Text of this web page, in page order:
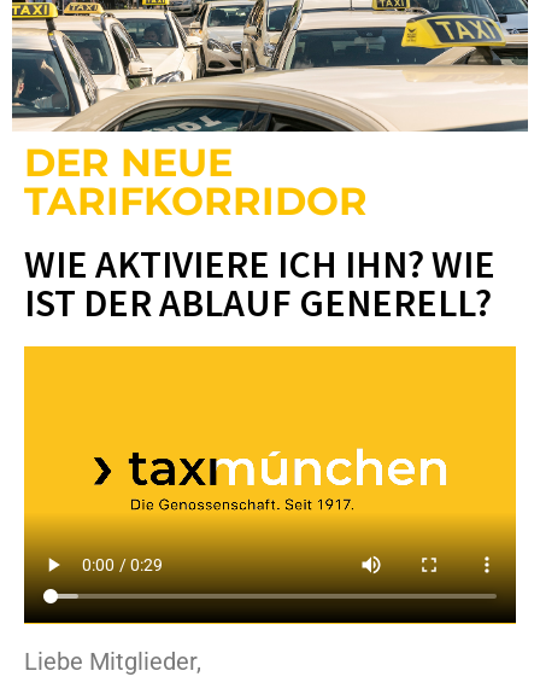
DER NEUE
TARIFKORRIDOR
WIE AKTIVIERE ICH IHN? WIE
IST DER ABLAUF GENERELL?
Liebe Mitglieder,